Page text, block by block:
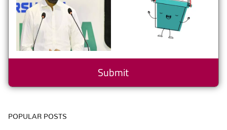
POPULAR POSTS